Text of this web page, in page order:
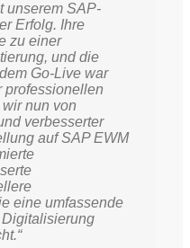
unserem SAP-
Erfolg. Ihre
zu einer
und die
Go-Live war
professionellen
nun von
verbesserter
auf SAP EWM
eine umfassende